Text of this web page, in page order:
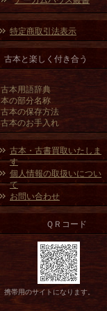
特定商取引法表示
古本と楽しく付き合う
古本用語辞典
本の部分名称
古本の保存方法
古本のお手入れ
古本・古書買取いたしま
す
個人情報の取扱いについ
て
お問い合わせ
ＱＲコード
携帯用のサイトになります。